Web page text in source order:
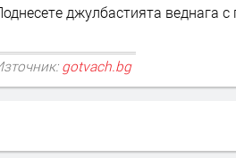
джулбастията веднага
gotvach.bg